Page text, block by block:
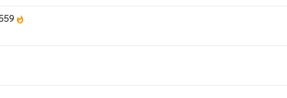
whatshot